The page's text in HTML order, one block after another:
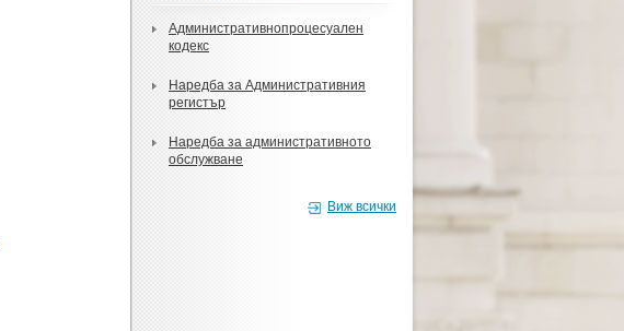
Административнопроцесуален
кодекс
Наредба за Административния
регистър
Наредба за административното
обслужване
Виж всички